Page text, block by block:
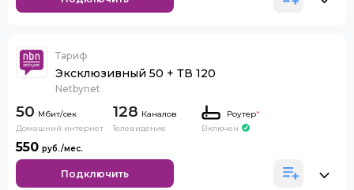
Тариф
Эксклюзивный 50 + ТВ 120
Netbynet
50
Домашний интернет
128 Каналов
Телевидение
Роутер*
Включен
550
Подключить